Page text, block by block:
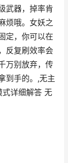
武器，掉率肯
烦哦。女妖之
定，你可以在
反复刷效率会
万别放弃，传
到手的。,无主
详细解答 无